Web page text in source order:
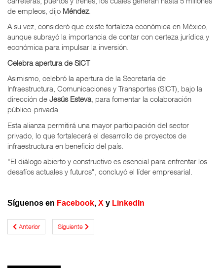
de empleos, dijo Méndez.
A su vez, consideró que existe fortaleza económica en México,
aunque subrayó la importancia de contar con certeza jurídica y
económica para impulsar la inversión.
Celebra apertura de SICT
Asimismo, celebró la apertura de la Secretaría de
Infraestructura, Comunicaciones y Transportes (SICT), bajo la
dirección de Jesús Esteva, para fomentar la colaboración
público-privada.
Esta alianza permitirá una mayor participación del sector
privado, lo que fortalecerá el desarrollo de proyectos de
infraestructura en beneficio del país.
"El diálogo abierto y constructivo es esencial para enfrentar los
desafíos actuales y futuros", concluyó el líder empresarial.
Síguenos en Facebook, X y LinkedIn
Anterior Siguiente